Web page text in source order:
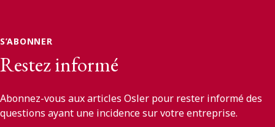
S’ABONNER
Restez informé
Abonnez-vous aux articles Osler pour rester informé des
questions ayant une incidence sur votre entreprise.